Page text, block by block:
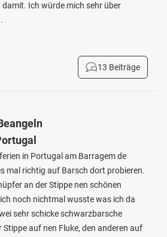
Ich würde mich sehr über
13 Beiträge
in Portugal am Barragem de
mal richtig auf Barsch dort probieren.
an der Stippe nen schönen
noch nichtmal wusste was ich da
sehr schicke schwarzbarsche
Stippe auf nen Fluke, den anderen auf